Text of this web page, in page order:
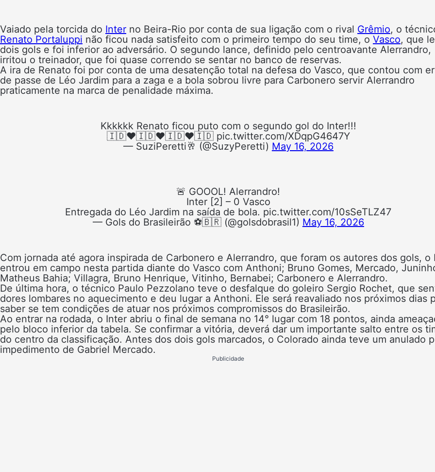
Vaiado pela torcida do Inter no Beira-Rio por conta de sua ligação com o rival Grêmio, o
Renato Portaluppi não ficou nada satisfeito com o primeiro tempo do seu time, o Vasco, que
dois gols e foi inferior ao adversário. O segundo lance, definido pelo centroavante Alerrandro,
irritou o treinador, que foi quase correndo se sentar no banco de reservas.
A ira de Renato foi por conta de uma desatenção total na defesa do Vasco, que contou com
de passe de Léo Jardim para a zaga e a bola sobrou livre para Carbonero servir Alerrandro
praticamente na marca de penalidade máxima.
Kkkkkk Renato ficou puto com o segundo gol do Inter!!!
🇮🇩♥️🇮🇩♥️🇮🇩♥️🇮🇩 pic.twitter.com/XDqpG4647Y
— SuziPeretti🥂 (@SuzyPeretti) May 16, 2026
🚨 GOOOL! Alerrandro!
Inter [2] – 0 Vasco
Entregada do Léo Jardim na saída de bola. pic.twitter.com/10sSeTLZ47
— Gols do Brasileirão ⚽️🇧🇷 (@golsdobrasil1) May 16, 2026
Com jornada até agora inspirada de Carbonero e Alerrandro, que foram os autores dos gols, o
entrou em campo nesta partida diante do Vasco com Anthoni; Bruno Gomes, Mercado,
Matheus Bahia; Villagra, Bruno Henrique, Vitinho, Bernabei; Carbonero e Alerrandro.
De última hora, o técnico Paulo Pezzolano teve o desfalque do goleiro Sergio Rochet, que
dores lombares no aquecimento e deu lugar a Anthoni. Ele será reavaliado nos próximos dias
saber se tem condições de atuar nos próximos compromissos do Brasileirão.
Ao entrar na rodada, o Inter abriu o final de semana no 14° lugar com 18 pontos, ainda
pelo bloco inferior da tabela. Se confirmar a vitória, deverá dar um importante salto entre os
do centro da classificação. Antes dos dois gols marcados, o Colorado ainda teve um anulado
impedimento de Gabriel Mercado.
Publicidade